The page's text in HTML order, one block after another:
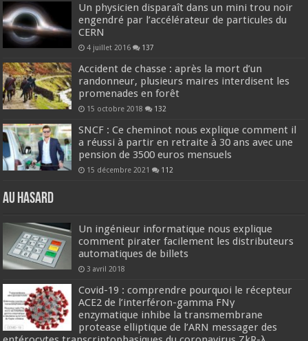
Un physicien disparaît dans un mini trou noir
engendré par l’accélérateur de particules du
CERN
4 juillet 2016 137
Accident de chasse : après la mort d’un
randonneur, plusieurs maires interdisent les
promenades en forêt
15 octobre 2018 132
SNCF : Ce cheminot nous explique comment il
a réussi à partir en retraite à 30 ans avec une
pension de 3500 euros mensuels
15 décembre 2021 112
Au hasard
Un ingénieur informatique nous explique
comment pirater facilement les distributeurs
automatiques de billets
3 avril 2018
Covid-19 : comprendre pourquoi le récepteur
ACE2 de l’interféron-gamma FNγ
enzymatique inhibe la transmembrane
protease elliptique de l’ARN messager des